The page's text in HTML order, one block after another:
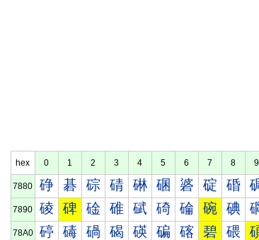
hex 0 1 2 3 4 5 6 7 8 9
7880 碀 碁 碂 碃 碄 碅 碆 碇 碈
7890 碐 碑 碒 碓 碔 碕 碖 碗 碘
78A0 碠 碡 碢 碣 碤 碥 碦 碧 碨